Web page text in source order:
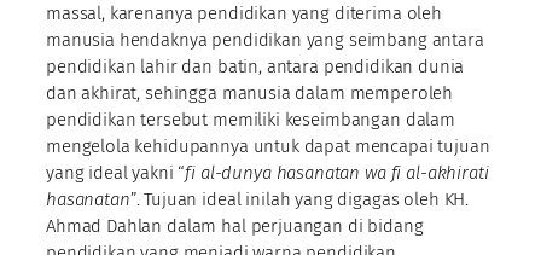
massal, karenanya pendidikan yang diterima oleh
manusia hendaknya pendidikan yang seimbang antara
pendidikan lahir dan batin, antara pendidikan dunia
dan akhirat, sehingga manusia dalam memperoleh
pendidikan tersebut memiliki keseimbangan dalam
mengelola kehidupannya untuk dapat mencapai tujuan
yang ideal yakni “fi al-dunya hasanatan wa fi al-akhirati
hasanatan”. Tujuan ideal inilah yang digagas oleh KH.
Ahmad Dahlan dalam hal perjuangan di bidang